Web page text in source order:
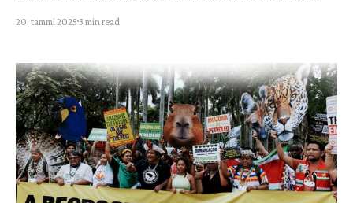
säästä ketään. Ilmastoromahdus uhkaa koko ihmis- ja muuta
eliökuntaa. Niinpä painotamme taas kerran
20. tammi 2025 3 min read